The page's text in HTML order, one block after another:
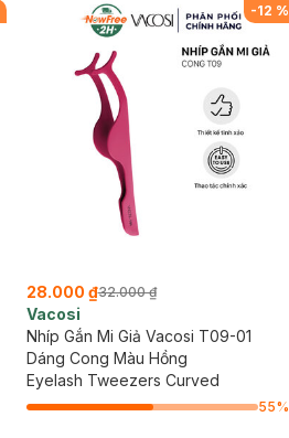
-12 %
28.000 ₫32.000 ₫
Vacosi
Nhíp Gắn Mi Giả Vacosi T09-01
Dáng Cong Màu Hồng
Eyelash Tweezers Curved
55%